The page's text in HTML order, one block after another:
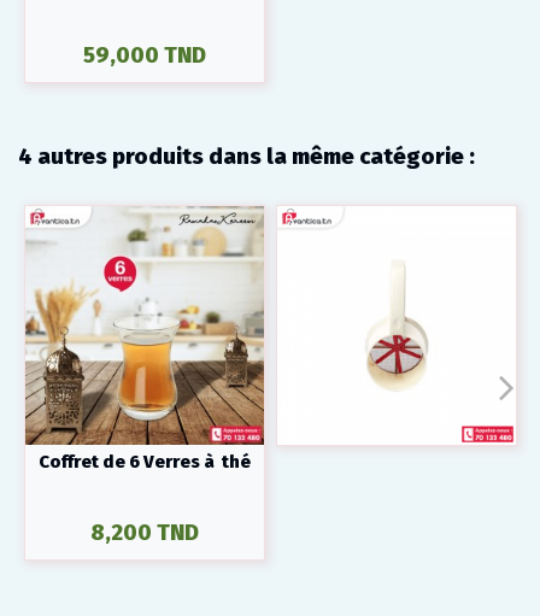
59,000 TND
4 autres produits dans la même catégorie :
Coffret de 6 Verres à thé
8,200 TND